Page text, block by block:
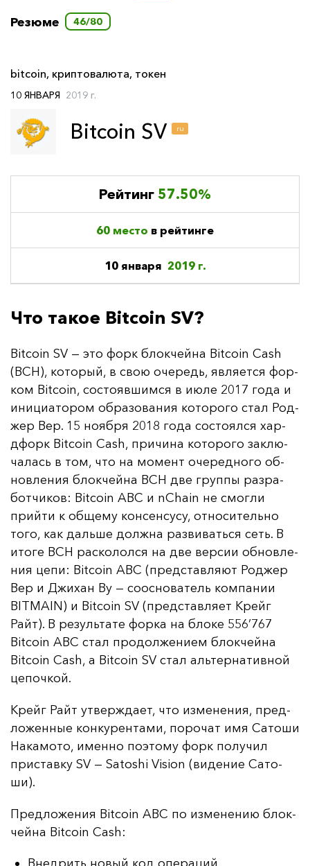
Резюме 46/80
bitcoin, криптовалюта, токен
10 ЯНВАРЯ 2019 г.
Bitcoin SV ru
Рейтинг 57.50%
60 место в рейтинге
10 января 2019 г.
Что такое Bitcoin SV?
Bitcoin SV — это форк блок­чей­на Bitcoin Cash
(BCH), ко­то­рый, в свою оче­редь, яв­ля­ет­ся фор­
ком Bitcoin, сос­то­яв­шим­ся в и­юле 2017 го­да и
ини­ци­ато­ром об­ра­зо­ва­ния ко­то­ро­го стал Род­
жер Вер. 15 но­яб­ря 2018 го­да сос­то­ял­ся хар­
дфорк Bitcoin Cash, при­чи­на ко­то­ро­го зак­лю­
ча­лась в том, что на мо­мент оче­ред­но­го об­
нов­ле­ния блок­чей­на BCH две груп­пы раз­ра­
бот­чи­ков: Bitcoin ABC и nChain не смог­ли
прий­ти к об­ще­му кон­сен­су­су, от­но­си­тель­но
то­го, как даль­ше дол­жна раз­ви­вать­ся сеть. В
ито­ге BCH рас­ко­лол­ся на две вер­сии об­нов­ле­
ния це­пи: Bitcoin ABC (пред­став­ля­ют Род­жер
Вер и Джи­хан Ву — со­ос­но­ва­тель ком­па­нии
BITMAIN) и Bitcoin SV (пред­став­ля­ет Крейг
Райт). В ре­зуль­та­те фор­ка на бло­ке 556’767
Bitcoin ABC стал про­дол­же­ни­ем блок­чей­на
Bitcoin Cash, а Bitcoin SV стал аль­тер­на­тив­ной
це­поч­кой.
Крейг Райт ут­вер­жда­ет, что из­ме­не­ния, пред­
ло­жен­ные кон­ку­рен­та­ми, по­ро­чат имя Са­то­ши
На­ка­мо­то, имен­но по­это­му форк по­лу­чил
прис­тав­ку SV — Satoshi Vision (ви­де­ние Са­то­
ши).
Пред­ло­же­ния Bitcoin ABC по из­ме­не­нию блок­
чей­на Bitcoin Cash:
Внедрить новый код операций,